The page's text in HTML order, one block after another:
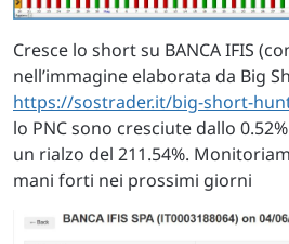
Cresce lo short su BANCA IFIS
nell’immagine elaborata da Big
https://sostrader.it/big-short-
lo PNC sono cresciute dallo
un rialzo del 211.54%.
mani forti nei prossimi giorni